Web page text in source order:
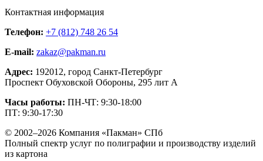
Контактная информация
Телефон: +7 (812) 748 26 54
E-mail: zakaz@pakman.ru
Адрес: 192012, город Санкт-Петербург
Проспект Обуховской Обороны, 295 лит А
Часы работы: ПН-ЧТ: 9:30-18:00
ПТ: 9:30-17:30
© 2002–2026 Компания «Пакман» СПб
Полный спектр услуг по полиграфии и производству изделий
из картона